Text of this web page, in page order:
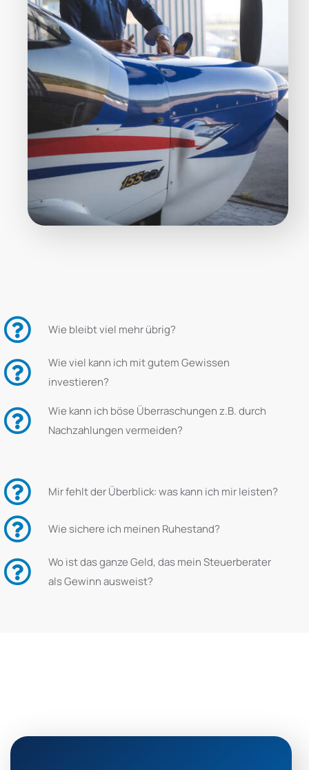
Wie bleibt viel mehr übrig?
Wie viel kann ich mit gutem Gewissen
investieren?
Wie kann ich böse Überraschungen z.B. durch
Nachzahlungen vermeiden?
Mir fehlt der Überblick: was kann ich mir leisten?
Wie sichere ich meinen Ruhestand?
Wo ist das ganze Geld, das mein Steuerberater
als Gewinn ausweist?